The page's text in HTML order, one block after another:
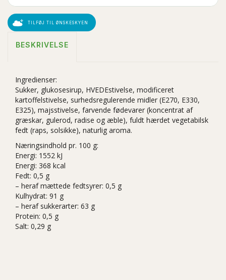
TILFØJ TIL ØNSKESKYEN
BESKRIVELSE
Ingredienser:
Sukker, glukosesirup, HVEDEstivelse, modificeret
kartoffelstivelse, surhedsregulerende midler (E270, E330,
E325), majsstivelse, farvende fødevarer (koncentrat af
græskar, gulerod, radise og æble), fuldt hærdet vegetabilsk
fedt (raps, solsikke), naturlig aroma.
Næringsindhold pr. 100 g:
Energi: 1552 kJ
Energi: 368 kcal
Fedt: 0,5 g
– heraf mættede fedtsyrer: 0,5 g
Kulhydrat: 91 g
– heraf sukkerarter: 63 g
Protein: 0,5 g
Salt: 0,29 g